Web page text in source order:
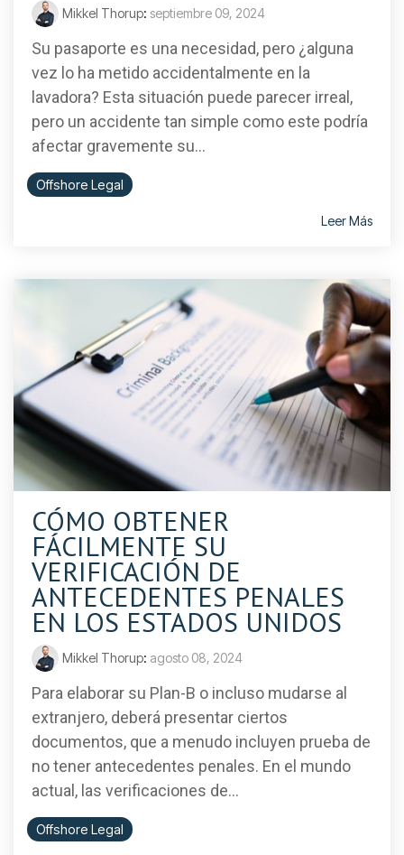
Mikkel Thorup: septiembre 09, 2024
Su pasaporte es una necesidad, pero ¿alguna
vez lo ha metido accidentalmente en la
lavadora? Esta situación puede parecer irreal,
pero un accidente tan simple como este podría
afectar gravemente su...
Offshore Legal
Leer Más
CÓMO OBTENER
FÁCILMENTE SU
VERIFICACIÓN DE
ANTECEDENTES PENALES
EN LOS ESTADOS UNIDOS
Mikkel Thorup: agosto 08, 2024
Para elaborar su Plan-B o incluso mudarse al
extranjero, deberá presentar ciertos
documentos, que a menudo incluyen prueba de
no tener antecedentes penales. En el mundo
actual, las verificaciones de...
Offshore Legal